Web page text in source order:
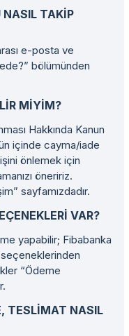
NASIL TAKIP
e-posta ve
bölümünden
MIYIM?
Hakkında Kanun
içinde cayma/iade
önlemek için
öneririz.
sayfamızdadır.
VAR?
yapabilir; Fibabanka
“Ödeme
TESLIMAT NASIL